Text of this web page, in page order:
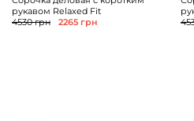
рукавом Relaxed Fit
4530 грн
2265 грн